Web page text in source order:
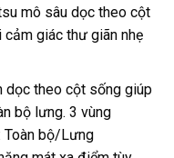
mô sâu dọc theo cột
giác thư giãn nhẹ
dọc theo cột sống giúp
bộ lưng. 3 vùng
Toàn bộ/Lưng